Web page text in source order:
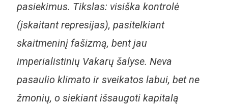
pasiekimus. Tikslas: visiška kontrolė
(įskaitant represijas), pasitelkiant
skaitmeninį fašizmą, bent jau
imperialistinių Vakarų šalyse. Neva
pasaulio klimato ir sveikatos labui, bet ne
žmonių, o siekiant išsaugoti kapitalą